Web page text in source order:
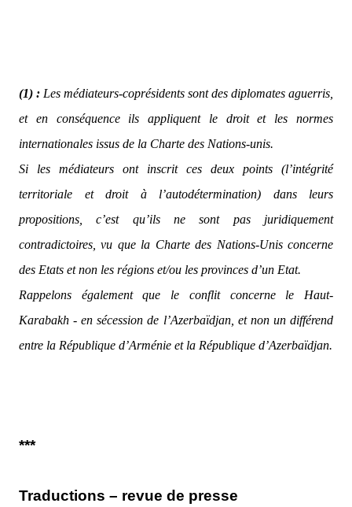
(1) : Les médiateurs-coprésidents sont des diplomates aguerris,
et en conséquence ils appliquent le droit et les normes
internationales issus de la Charte des Nations-unis.
Si les médiateurs ont inscrit ces deux points (l’intégrité
territoriale et droit à l’autodétermination) dans leurs
propositions, c’est qu’ils ne sont pas juridiquement
contradictoires, vu que la Charte des Nations-Unis concerne
des Etats et non les régions et/ou les provinces d’un Etat.
Rappelons également que le conflit concerne le Haut-
Karabakh - en sécession de l’Azerbaïdjan, et non un différend
entre la République d’Arménie et la République d’Azerbaïdjan.
***
Traductions – revue de presse